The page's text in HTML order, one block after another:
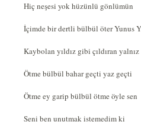
Hiç neşesi yok hüzünlü gönlümün
İçimde bir dertli bülbül öter Yunus
Kaybolan yıldız gibi çıldıran
Ötme bülbül bahar geçti yaz geçti
Ötme ey garip bülbül ötme öyle sen
Seni ben unutmak istemedim ki